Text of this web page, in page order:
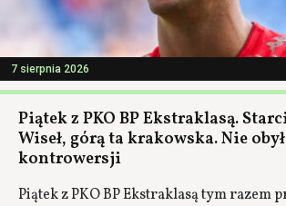
7 sierpnia 2026
Piątek z PKO BP Ekstraklasą.
Wiseł, górą ta krakowska. Nie
kontrowersji
Piątek z PKO BP Ekstraklasą tym razem